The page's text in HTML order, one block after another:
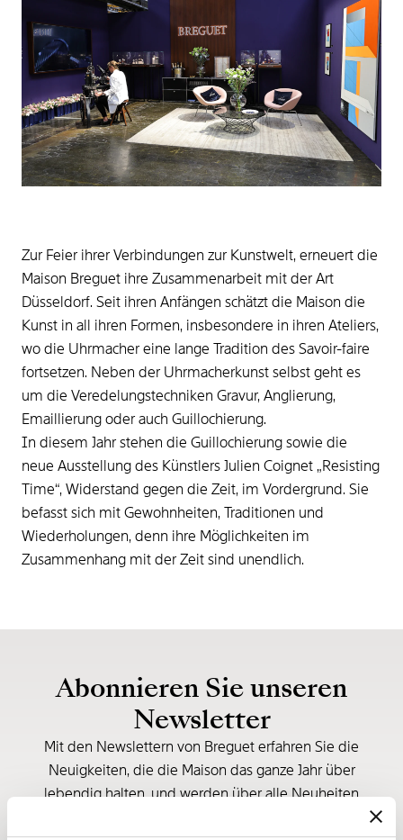
Zur Feier ihrer Verbindungen zur Kunstwelt, erneuert die
Maison Breguet ihre Zusammenarbeit mit der Art
Düsseldorf. Seit ihren Anfängen schätzt die Maison die
Kunst in all ihren Formen, insbesondere in ihren Ateliers,
wo die Uhrmacher eine lange Tradition des Savoir-faire
fortsetzen. Neben der Uhrmacherkunst selbst geht es
um die Veredelungstechniken Gravur, Anglierung,
Emaillierung oder auch Guillochierung.
In diesem Jahr stehen die Guillochierung sowie die
neue Ausstellung des Künstlers Julien Coignet „Resisting
Time“, Widerstand gegen die Zeit, im Vordergrund. Sie
befasst sich mit Gewohnheiten, Traditionen und
Wiederholungen, denn ihre Möglichkeiten im
Zusammenhang mit der Zeit sind unendlich.
Abonnieren Sie unseren
Newsletter
Mit den Newslettern von Breguet erfahren Sie die
Neuigkeiten, die die Maison das ganze Jahr über
lebendig halten, und werden über alle Neuheiten